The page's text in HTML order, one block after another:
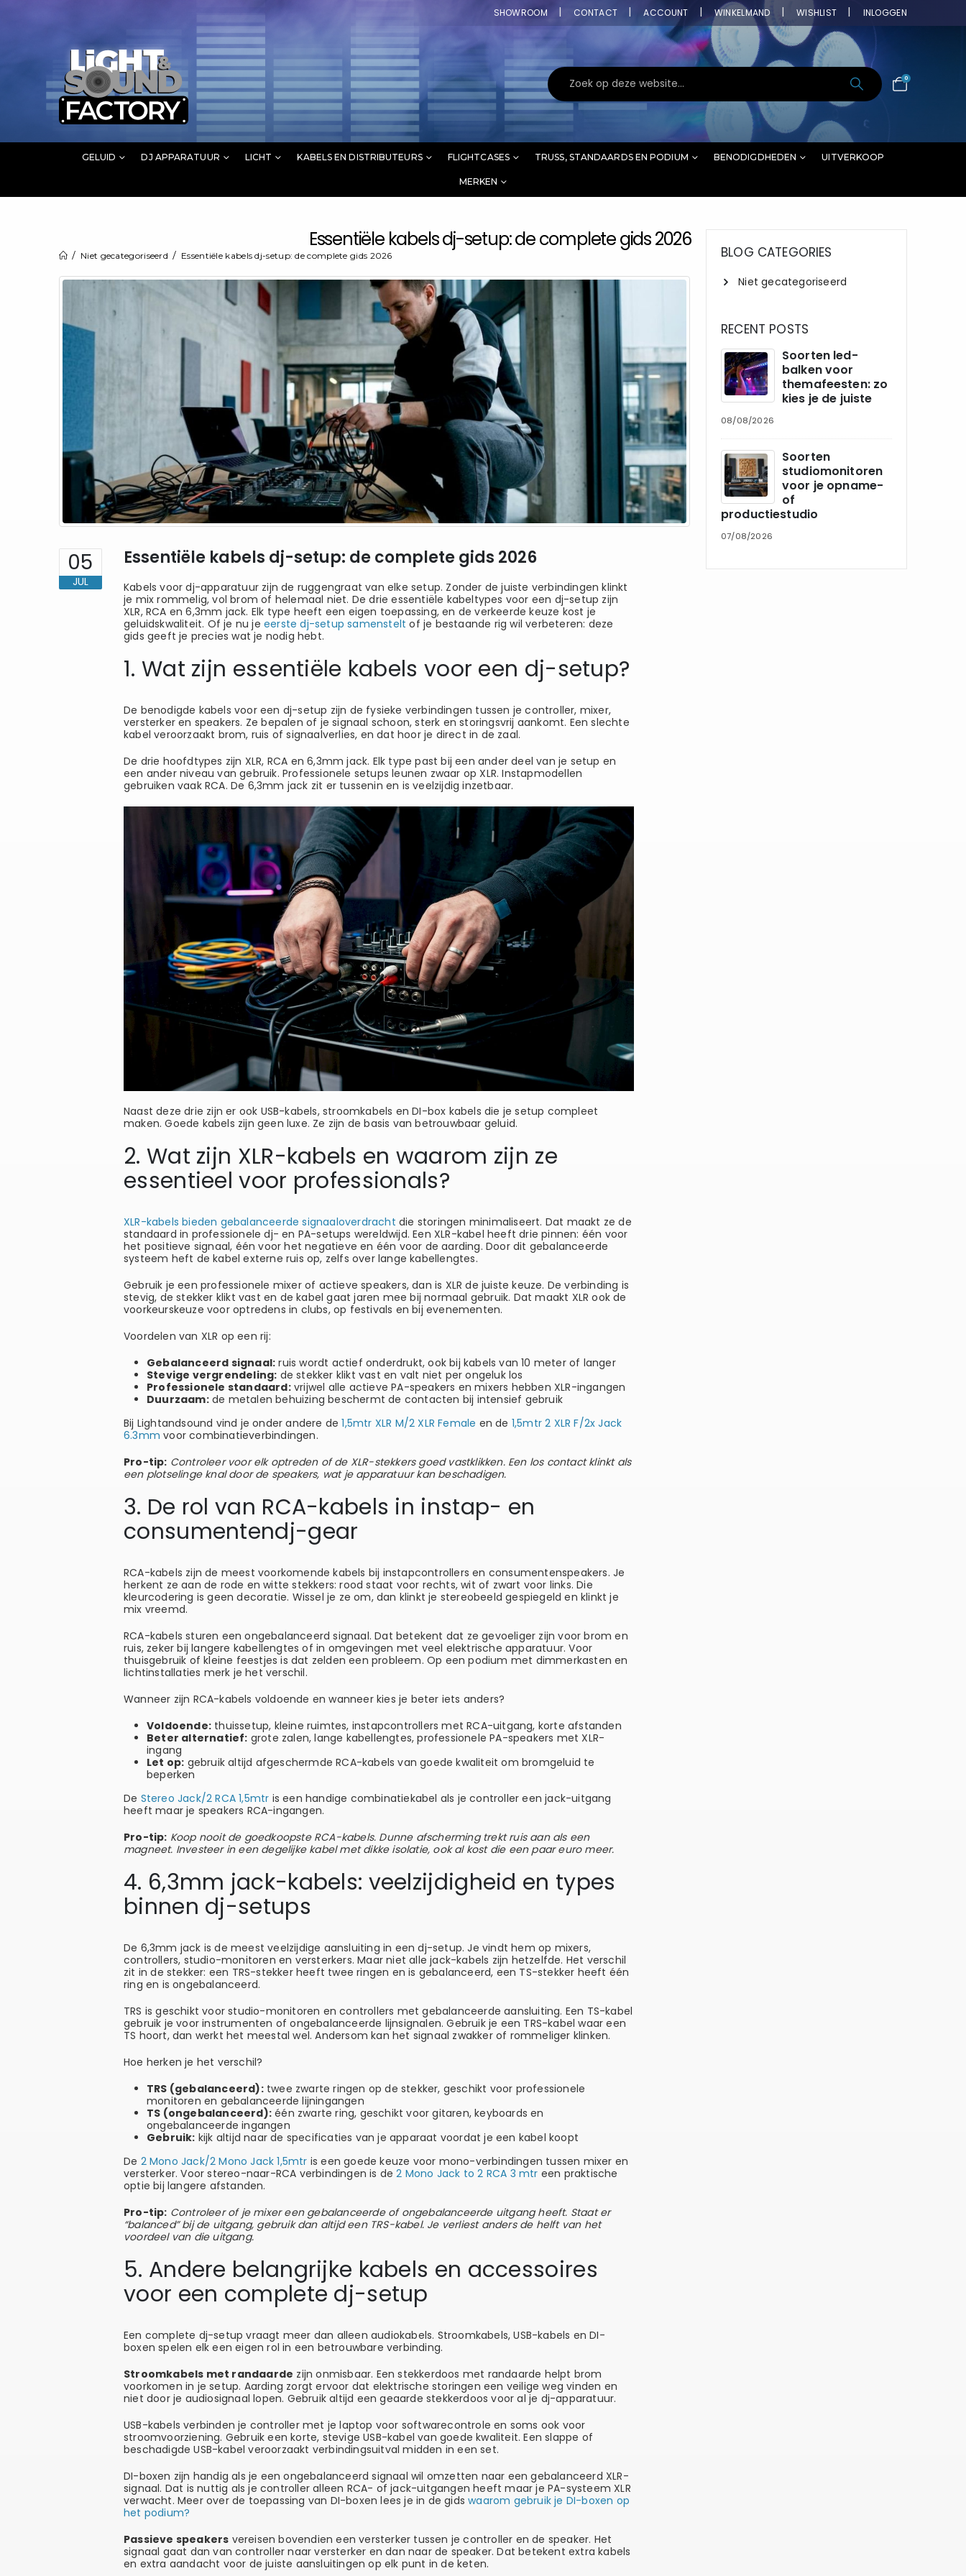
SHOWROOM CONTACT ACCOUNT WINKELMAND WISHLIST INLOGGEN
0
GELUID DJ APPARATUUR LICHT KABELS EN DISTRIBUTEURS FLIGHTCASES TRUSS, STANDAARDS EN PODIUM BENODIGDHEDEN UITVERKOOP
MERKEN
Essentiële kabels dj-setup: de complete gids 2026
Niet gecategoriseerd Essentiële kabels dj-setup: de complete gids 2026
05
JUL
Essentiële kabels dj-setup: de complete gids 2026
Kabels voor dj-apparatuur zijn de ruggengraat van elke setup. Zonder de juiste verbindingen klinkt
je mix rommelig, vol brom of helemaal niet. De drie essentiële kabeltypes voor een dj-setup zijn
XLR, RCA en 6,3mm jack. Elk type heeft een eigen toepassing, en de verkeerde keuze kost je
geluidskwaliteit. Of je nu je eerste dj-setup samenstelt of je bestaande rig wil verbeteren: deze
gids geeft je precies wat je nodig hebt.
1. Wat zijn essentiële kabels voor een dj-setup?
De benodigde kabels voor een dj-setup zijn de fysieke verbindingen tussen je controller, mixer,
versterker en speakers. Ze bepalen of je signaal schoon, sterk en storingsvrij aankomt. Een slechte
kabel veroorzaakt brom, ruis of signaalverlies, en dat hoor je direct in de zaal.
De drie hoofdtypes zijn XLR, RCA en 6,3mm jack. Elk type past bij een ander deel van je setup en
een ander niveau van gebruik. Professionele setups leunen zwaar op XLR. Instapmodellen
gebruiken vaak RCA. De 6,3mm jack zit er tussenin en is veelzijdig inzetbaar.
Naast deze drie zijn er ook USB-kabels, stroomkabels en DI-box kabels die je setup compleet
maken. Goede kabels zijn geen luxe. Ze zijn de basis van betrouwbaar geluid.
2. Wat zijn XLR-kabels en waarom zijn ze
essentieel voor professionals?
XLR-kabels bieden gebalanceerde signaaloverdracht die storingen minimaliseert. Dat maakt ze de
standaard in professionele dj- en PA-setups wereldwijd. Een XLR-kabel heeft drie pinnen: één voor
het positieve signaal, één voor het negatieve en één voor de aarding. Door dit gebalanceerde
systeem heft de kabel externe ruis op, zelfs over lange kabellengtes.
Gebruik je een professionele mixer of actieve speakers, dan is XLR de juiste keuze. De verbinding is
stevig, de stekker klikt vast en de kabel gaat jaren mee bij normaal gebruik. Dat maakt XLR ook de
voorkeurskeuze voor optredens in clubs, op festivals en bij evenementen.
Voordelen van XLR op een rij:
Gebalanceerd signaal: ruis wordt actief onderdrukt, ook bij kabels van 10 meter of langer
Stevige vergrendeling: de stekker klikt vast en valt niet per ongeluk los
Professionele standaard:vrijwel alle actieve PA-speakers en mixers hebben XLR-ingangen
Duurzaam:de metalen behuizing beschermt de contacten bij intensief gebruik
Bij Lightandsound vind je onder andere de1,5mtr XLR M/2 XLR Female en de 1,5mtr 2 XLR F/2x Jack
6.3mm voor combinatieverbindingen.
Pro-tip: Controleer voor elk optreden of de XLR-stekkers goed vastklikken. Een los contact klinkt als
een plotselinge knal door de speakers, wat je apparatuur kan beschadigen.
3. De rol van RCA-kabels in instap- en
consumentendj-gear
RCA-kabels zijn de meest voorkomende kabels bij instapcontrollers en consumentenspeakers. Je
herkent ze aan de rode en witte stekkers: rood staat voor rechts, wit of zwart voor links. Die
kleurcodering is geen decoratie. Wissel je ze om, dan klinkt je stereobeeld gespiegeld en klinkt je
mix vreemd.
RCA-kabels sturen een ongebalanceerd signaal. Dat betekent dat ze gevoeliger zijn voor brom en
ruis, zeker bij langere kabellengtes of in omgevingen met veel elektrische apparatuur. Voor
thuisgebruik of kleine feestjes is dat zelden een probleem. Op een podium met dimmerkasten en
lichtinstallaties merk je het verschil.
Wanneer zijn RCA-kabels voldoende en wanneer kies je beter iets anders?
Voldoende: thuissetup, kleine ruimtes, instapcontrollers met RCA-uitgang, korte afstanden
Beter alternatief: grote zalen, lange kabellengtes, professionele PA-speakers met XLR-
ingang
Let op: gebruik altijd afgeschermde RCA-kabels van goede kwaliteit om bromgeluid te
beperken
De Stereo Jack/2 RCA 1,5mtr is een handige combinatiekabel als je controller een jack-uitgang
heeft maar je speakers RCA-ingangen.
Pro-tip: Koop nooit de goedkoopste RCA-kabels. Dunne afscherming trekt ruis aan als een
magneet. Investeer in een degelijke kabel met dikke isolatie, ook al kost die een paar euro meer.
4. 6,3mm jack-kabels: veelzijdigheid en types
binnen dj-setups
De 6,3mm jack is de meest veelzijdige aansluiting in een dj-setup. Je vindt hem op mixers,
controllers, studio-monitoren en versterkers. Maar niet alle jack-kabels zijn hetzelfde. Het verschil
zit in de stekker: een TRS-stekker heeft twee ringen en is gebalanceerd, een TS-stekker heeft één
ring en is ongebalanceerd.
TRS is geschikt voor studio-monitoren en controllers met gebalanceerde aansluiting. Een TS-kabel
gebruik je voor instrumenten of ongebalanceerde lijnsignalen. Gebruik je een TRS-kabel waar een
TS hoort, dan werkt het meestal wel. Andersom kan het signaal zwakker of rommeliger klinken.
Hoe herken je het verschil?
TRS (gebalanceerd):twee zwarte ringen op de stekker, geschikt voor professionele
monitoren en gebalanceerde lijningangen
TS (ongebalanceerd): één zwarte ring, geschikt voor gitaren, keyboards en
ongebalanceerde ingangen
Gebruik: kijk altijd naar de specificaties van je apparaat voordat je een kabel koopt
De 2 Mono Jack/2 Mono Jack 1,5mtr is een goede keuze voor mono-verbindingen tussen mixer en
versterker. Voor stereo-naar-RCA verbindingen is de2 Mono Jack to 2 RCA 3 mtr een praktische
optie bij langere afstanden.
Pro-tip: Controleer of je mixer een gebalanceerde of ongebalanceerde uitgang heeft. Staat er
“balanced” bij de uitgang, gebruik dan altijd een TRS-kabel. Je verliest anders de helft van het
voordeel van die uitgang.
5. Andere belangrijke kabels en accessoires
voor een complete dj-setup
Een complete dj-setup vraagt meer dan alleen audiokabels. Stroomkabels, USB-kabels en DI-
boxen spelen elk een eigen rol in een betrouwbare verbinding.
Stroomkabels met randaarde zijn onmisbaar. Een stekkerdoos met randaarde helpt brom
voorkomen in je setup. Aarding zorgt ervoor dat elektrische storingen een veilige weg vinden en
niet door je audiosignaal lopen. Gebruik altijd een geaarde stekkerdoos voor al je dj-apparatuur.
USB-kabels verbinden je controller met je laptop voor softwarecontrole en soms ook voor
stroomvoorziening. Gebruik een korte, stevige USB-kabel van goede kwaliteit. Een slappe of
beschadigde USB-kabel veroorzaakt verbindingsuitval midden in een set.
DI-boxen zijn handig als je een ongebalanceerd signaal wil omzetten naar een gebalanceerd XLR-
signaal. Dat is nuttig als je controller alleen RCA- of jack-uitgangen heeft maar je PA-systeem XLR
verwacht. Meer over de toepassing van DI-boxen lees je in de gidswaarom gebruik je DI-boxen op
het podium?
Passieve speakers vereisen bovendien een versterker tussen je controller en de speaker. Het
signaal gaat dan van controller naar versterker en dan naar de speaker. Dat betekent extra kabels
en extra aandacht voor de juiste aansluitingen op elk punt in de keten.
BLOG CATEGORIES
Niet gecategoriseerd
RECENT POSTS
Soorten led-
balken voor
themafeesten: zo
kies je de juiste
08/08/2026
Soorten
studiomonitoren
voor je opname-
of
productiestudio
07/08/2026